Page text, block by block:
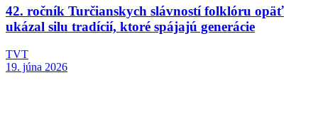
42. ročník Turčianskych slávností folklóru opäť
ukázal silu tradícií, ktoré spájajú generácie
TVT
19. júna 2026